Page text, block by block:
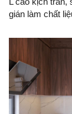
gián làm chất